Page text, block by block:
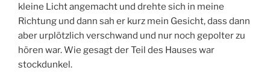
kleine Licht angemacht und drehte sich in meine
Richtung und dann sah er kurz mein Gesicht, dass dann
aber urplötzlich verschwand und nur noch gepolter zu
hören war. Wie gesagt der Teil des Hauses war
stockdunkel.